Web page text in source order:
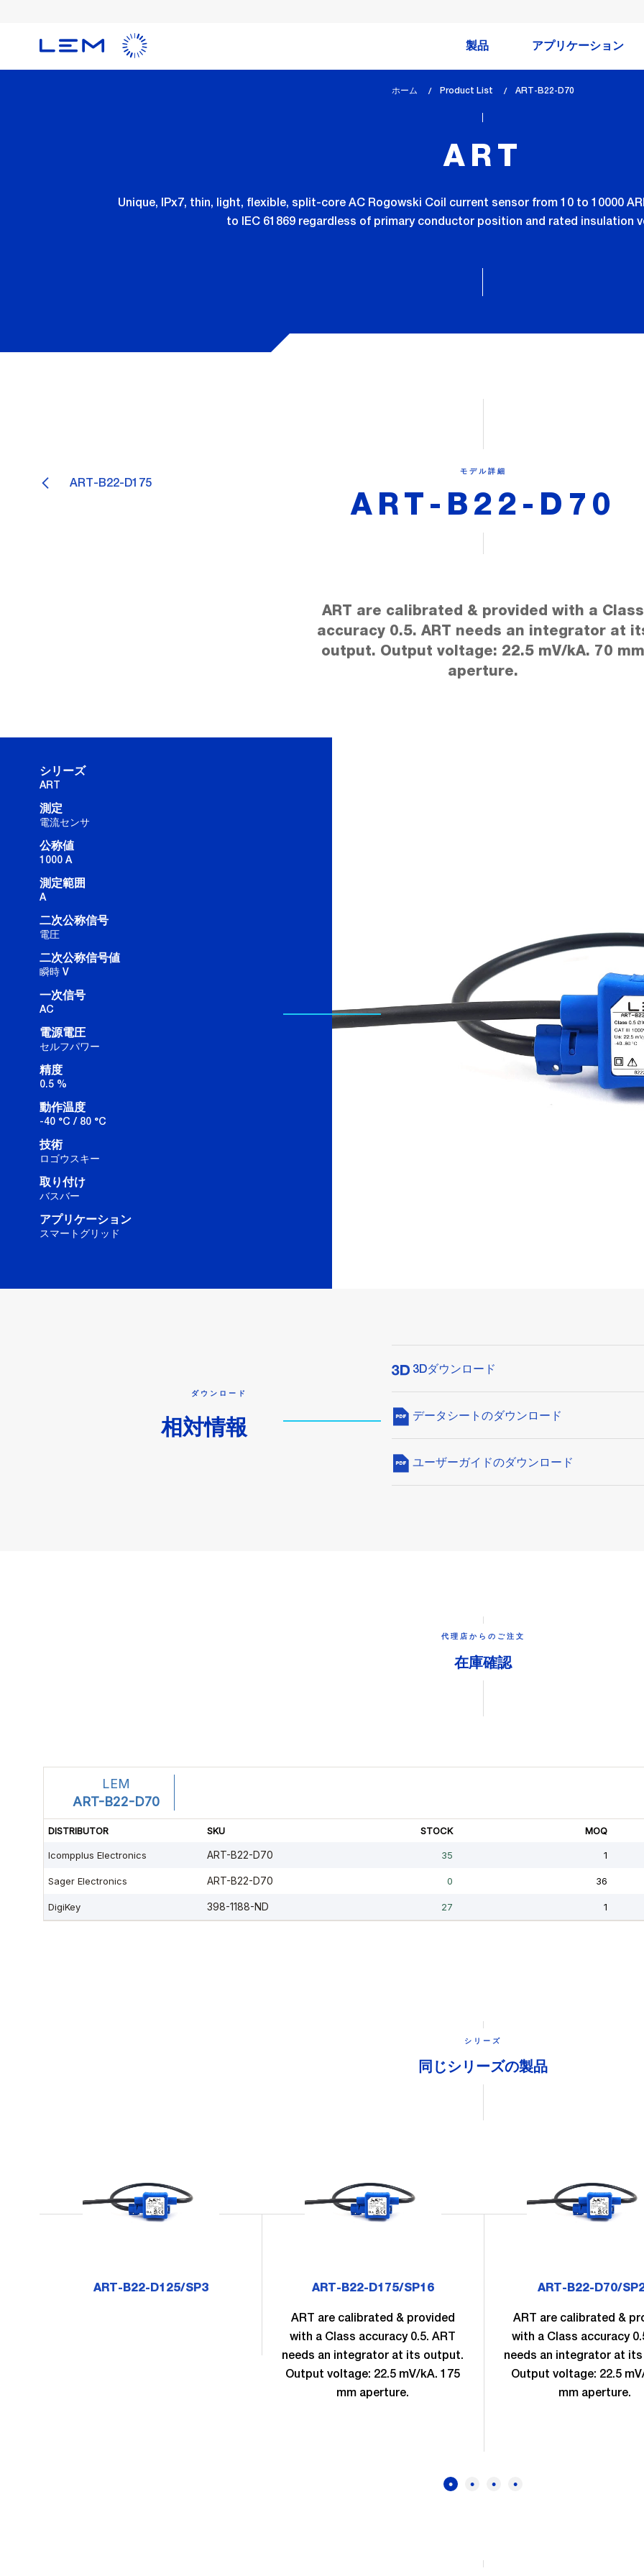
製品 アプリケーション
ホーム Product List
lem_current_page
ART-B22-D70
ART
Unique, IPx7, thin, light, flexible, split-core AC Rogowski Coil current sensor from 10 to 10000
to IEC 61869 regardless of primary conductor position and rated insulation
ART-B22-D175
モデル詳細
ART-B22-D70
ART are calibrated & provided with a Class
accuracy 0.5. ART needs an integrator at
output. Output voltage: 22.5 mV/kA. 70 mm
aperture.
シリーズ
ART
測定
電流センサ
公称値
1000 A
測定範囲
A
二次公称信号
電圧
二次公称信号値
瞬時 V
一次信号
AC
電源電圧
セルフパワー
精度
0.5 %
動作温度
-40 °C / 80 °C
技術
ロゴウスキー
取り付け
バスバー
アプリケーション
スマートグリッド
ダウンロード
相対情報
3Dダウンロード
データシートのダウンロード
ユーザーガイドのダウンロード
代理店からのご注文
在庫確認
シリーズ
同じシリーズの製品
ART-B22-D125/SP3 ART-B22-D175/SP16
ART are calibrated & provided
with a Class accuracy 0.5. ART
needs an integrator at its output.
Output voltage: 22.5 mV/kA. 175
mm aperture.
ART-B22-D70/
ART are calibrated &
with a Class accuracy
needs an integrator at
Output voltage: 22.5
mm aperture.